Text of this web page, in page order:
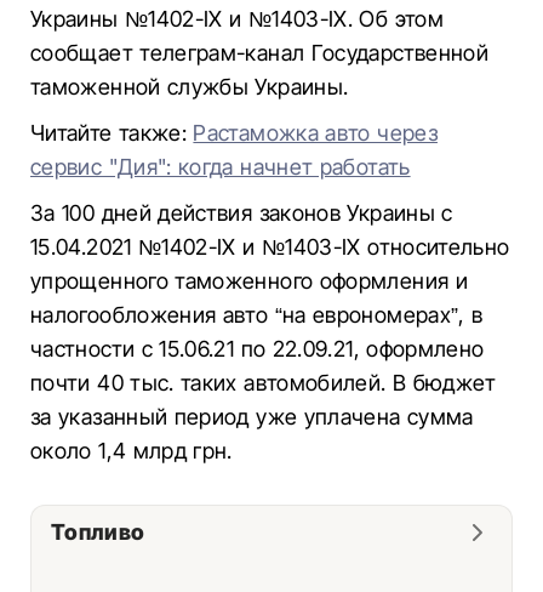
Украины №1402-ІХ и №1403-ІХ. Об этом
сообщает телеграм-канал Государственной
таможенной службы Украины.
Читайте также: Растаможка авто через
сервис "Дия": когда начнет работать
За 100 дней действия законов Украины с
15.04.2021 №1402-IX и №1403-IX относительно
упрощенного таможенного оформления и
налогообложения авто “на еврономерах”, в
частности с 15.06.21 по 22.09.21, оформлено
почти 40 тыс. таких автомобилей. В бюджет
за указанный период уже уплачена сумма
около 1,4 млрд грн.
Топливо